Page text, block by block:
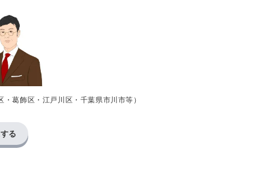
葛飾区・江戸川区・千葉県市川市等）
る